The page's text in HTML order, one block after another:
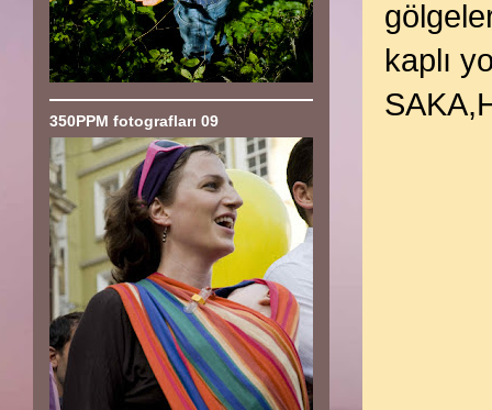
kaplı
350PPM fotografları 09